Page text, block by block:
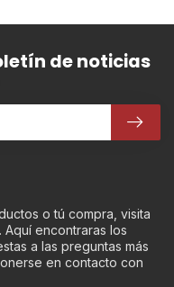
o tú compra, visita
encontraras los
a las preguntas más
en contacto con
de noticias